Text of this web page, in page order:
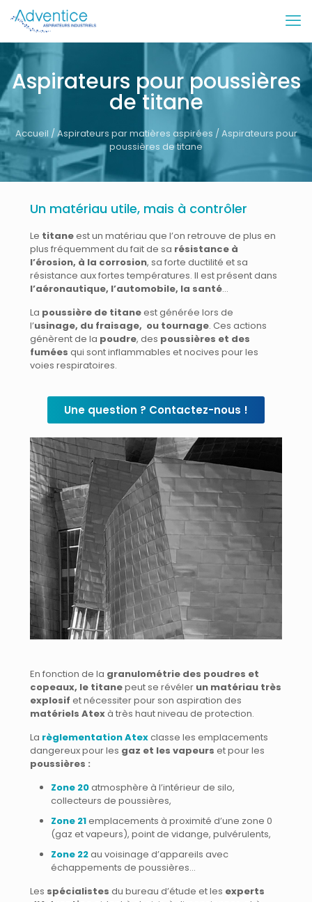
Aspirateurs pour poussières
de titane
Accueil /Aspirateurs par matières aspirées / Aspirateurs pour
poussières de titane
Un matériau utile, mais à contrôler
Le titaneest un matériau que l’on retrouve de plus en
plus fréquemment du fait de sa résistance à
l’érosion, à la corrosion, sa forte ductilité et sa
résistance aux fortes températures. Il est présent dans
l’aéronautique, l’automobile, la santé…
La poussière de titaneest générée lors de
l’usinage, du fraisage, ou tournage. Ces actions
génèrent de la poudre, des poussières et des
fumées qui sont inflammables et nocives pour les
voies respiratoires.
Une question ? Contactez-nous !
En fonction de la granulométrie des poudres et
copeaux, le titanepeut se révéler un matériau très
explosif et nécessiter pour son aspiration des
matériels Atexà très haut niveau de protection.
La règlementation Atexclasse les emplacements
dangereux pour les gaz et les vapeurs et pour les
poussières :
Zone 20atmosphère à l’intérieur de silo,
collecteurs de poussières,
Zone 21emplacements à proximité d’une zone 0
(gaz et vapeurs), point de vidange, pulvérulents,
Zone 22au voisinage d’appareils avec
échappements de poussières…
Les spécialistes du bureau d’étude et les experts